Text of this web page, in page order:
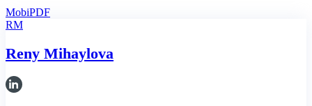
MobiPDF
RM
Reny Mihaylova